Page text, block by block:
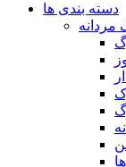
دسته بندی ها
مردانه